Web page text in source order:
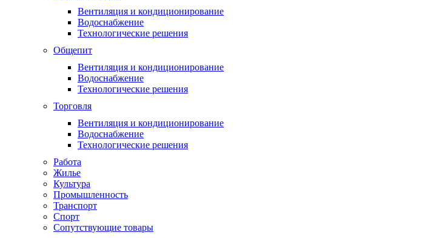
Вентиляция и кондиционирование
Водоснабжение
Технологические решения
Общепит
Вентиляция и кондиционирование
Водоснабжение
Технологические решения
Торговля
Вентиляция и кондиционирование
Водоснабжение
Технологические решения
Работа
Жилье
Культура
Промышленность
Транспорт
Спорт
Сопутствующие товары